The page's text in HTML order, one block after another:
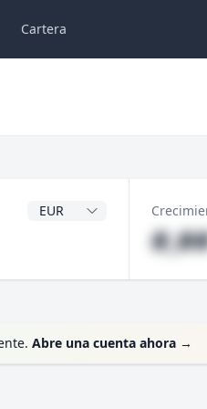
Cartera
Divisa del dividendo
Abre una cuenta ahora →